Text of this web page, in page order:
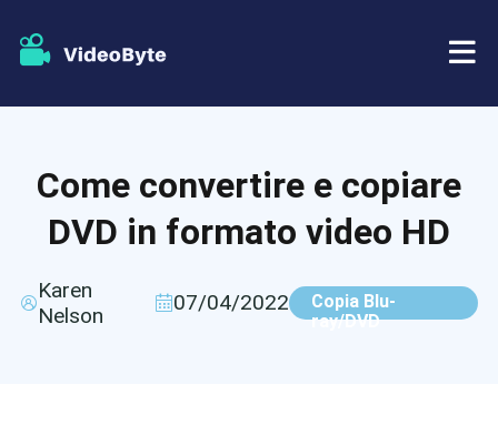
Lettore Blu-ray
Negozio
Supporto
Come convertire e copiare
DVD in formato video HD
Karen
Nelson
07/04/2022
Copia Blu-
ray/DVD